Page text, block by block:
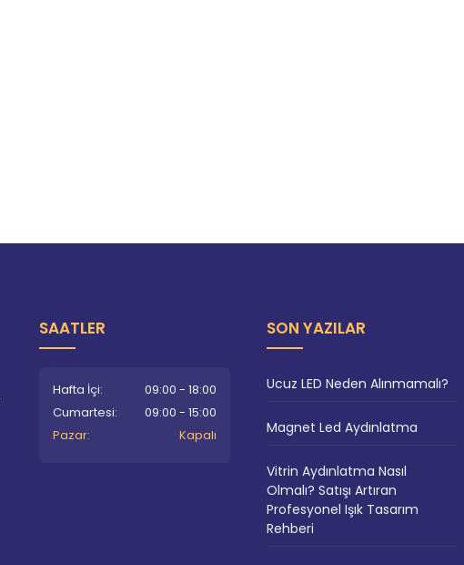
SAATLER
Hafta İçi:
09:00 - 18:00
Cumartesi:
09:00 - 15:00
Pazar:
Kapalı
SON YAZILAR
Ucuz LED Neden Alınmamalı?
Magnet Led Aydınlatma
Vitrin Aydınlatma Nasıl
Olmalı? Satışı Artıran
Profesyonel Işık Tasarım
Rehberi